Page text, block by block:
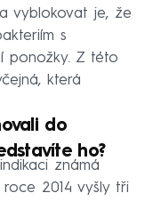
vyblokovat je, že
s
ponožky. Z této
která
do
ho?
známá
2014 vyšly tři